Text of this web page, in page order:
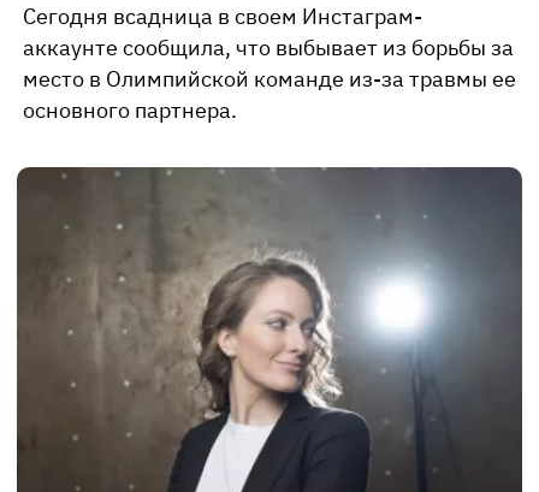
Сегодня всадница в своем Инстаграм-
аккаунте сообщила, что выбывает из борьбы за
место в Олимпийской команде из-за травмы ее
основного партнера.